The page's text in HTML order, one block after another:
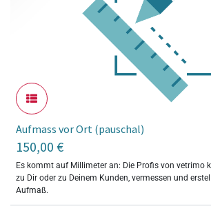
Aufmass vor Ort (pauschal)
150,00 €
Es kommt auf Millimeter an: Die Profis von vetrimo
zu Dir oder zu Deinem Kunden, vermessen und
Aufmaß.